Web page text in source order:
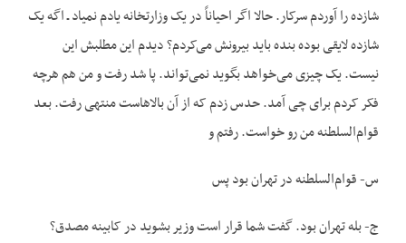
شازده را آوردم سرکار. حالا اگر احیاناً در یک وزارتخانه یادم نمیاد ـ اگه یک
شازده لایقی بوده بنده باید بیرونش می‌کردم؟ دیدم این مطلبش این
نیست. یک چیزی می‌خواهد بگوید نمی‌تواند. پا شد رفت و من هم هرچه
فکر کردم برای چی آمد. حدس زدم که از آن بالاهاست منتهی رفت. بعد
قوام‌السلطنه من رو خواست. رفتم و
س- قوام‌السلطنه در تهران بود پس
ج- بله تهران بود. گفت شما قرار است وزیر بشوید در کابینه مصدق؟